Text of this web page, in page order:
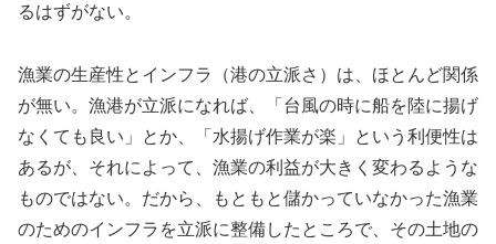
るはずがない。
漁業の生産性とインフラ（港の立派さ）は、ほとんど関係
が無い。漁港が立派になれば、「台風の時に船を陸に揚げ
なくても良い」とか、「水揚げ作業が楽」という利便性は
あるが、それによって、漁業の利益が大きく変わるような
ものではない。だから、もともと儲かっていなかった漁業
のためのインフラを立派に整備したところで、その土地の